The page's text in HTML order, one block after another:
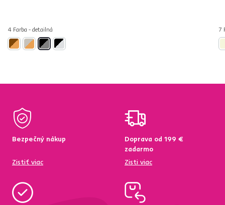
4 Farba - detailná 7
Bezpečný nákup
Zistiť viac
Doprava od 199 €
zadarmo
Zisti viac